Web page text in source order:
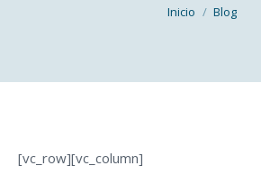
Estás aquí:
Inicio Blog
[vc_row][vc_column]